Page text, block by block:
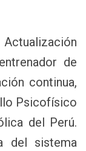
de
continua,
Psicofísico
del Perú.
del sistema